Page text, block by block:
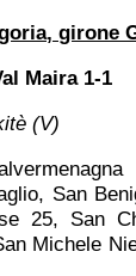
girone
Maira 1-1
(V)
San
25, San
Michele